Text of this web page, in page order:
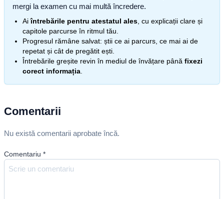
mergi la examen cu mai multă încredere.
Aiîntrebările pentru atestatul ales , cu explicații clare și
capitole parcurse în ritmul tău.
Progresul rămâne salvat: știi ce ai parcurs, ce mai ai de
repetat și cât de pregătit ești.
Întrebările greșite revin în mediul de învățare până fixezi
corect informația
Comentarii
Nu există comentarii aprobate încă.
Comentariu *